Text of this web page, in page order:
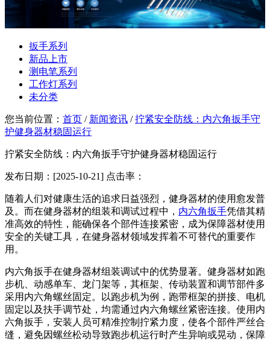
扳手系列
新品上市
测电笔系列
工作灯系列
未分类
您当前位置： 首页 / 新闻资讯 /拧紧安全防线：内六角扳手守
护健身器材稳固运行
拧紧安全防线：内六角扳手守护健身器材稳固运行
发布日期：[2025-10-21] 点击率：
随着人们对健康生活的追求日益强烈，健身器材的使用愈发普
及。而在健身器材的组装和调试过程中， 内六角扳手凭借其精
准高效的特性，能确保各个部件连接紧密，成为保障器材使用
安全的关键工具，在健身器材领域发挥着不可替代的重要作
用。
内六角扳手在健身器材组装调试中的优势显著。健身器材如跑
步机、动感单车、龙门架等，其框架、传动装置和调节部件多
采用内六角螺丝固定。以跑步机为例，跑带框架的拼接、电机
固定以及扶手调节处，均需通过内六角螺丝紧密连接。使用内
六角扳手，安装人员可精准控制拧紧力度，使各个部件严丝合
缝，避免因螺丝松动导致跑步机运行时产生异响或晃动，保障